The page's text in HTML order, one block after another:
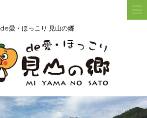
de愛・ほっこり 見山の郷